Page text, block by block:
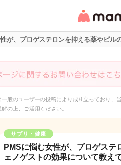
リ・情報サイ
が、プロゲステロンを抑える薬やピル
般のユーザーの投稿により成り立っており、
解の上、ご活用ください。
サプリ・健康
PMSに悩む女性が、プロゲステ
ェノゲストの効果について教え